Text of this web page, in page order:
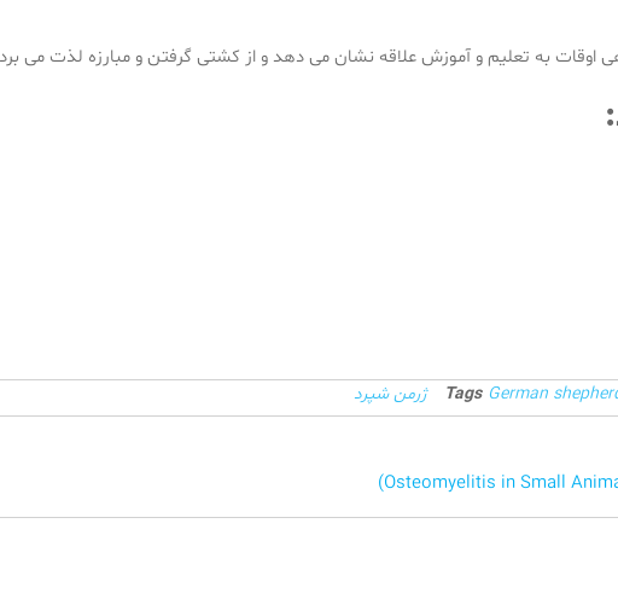
به تعلیم و آموزش علاقه نشان می دهد و از کشتی گرفتن و مبارزه لذت می
Tags German ژرمن شپرد